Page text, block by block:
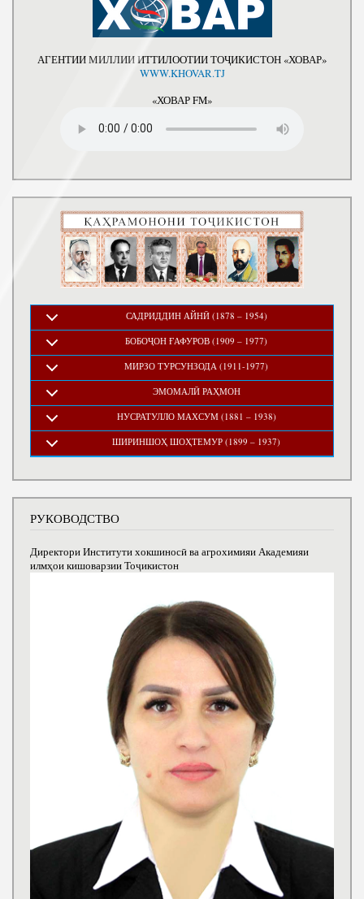
АГЕНТИИ МИЛЛИИ ИТТИЛООТИИ ТОҶИКИСТОН «ХОВАР»
WWW.KHOVAR.TJ
«ХОВАР FM»
САДРИДДИН АЙНӢ (1878 – 1954)
БОБОҶОН ҒАФУРОВ (1909 – 1977)
МИРЗО ТУРСУНЗОДА (1911-1977)
ЭМОМАЛӢ РАҲМОН
НУСРАТУЛЛО МАХСУМ (1881 – 1938)
ШИРИНШОҲ ШОҲТЕМУР (1899 – 1937)
РУКОВОДСТВО
Директори Институти хокшиносӣ ва агрохимияи Академияи
илмҳои кишоварзии Тоҷикистон